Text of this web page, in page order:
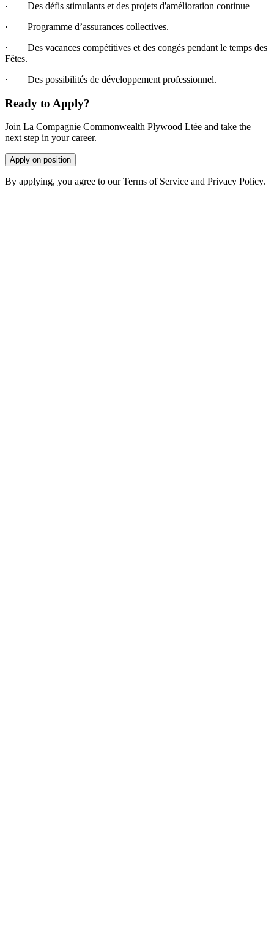
· Des défis stimulants et des projets d'amélioration continue
· Programme d’assurances collectives.
· Des vacances compétitives et des congés pendant le temps des
Fêtes.
· Des possibilités de développement professionnel.
Ready to Apply?
Join La Compagnie Commonwealth Plywood Ltée and take the
next step in your career.
Apply on position
By applying, you agree to our Terms of Service and Privacy Policy.